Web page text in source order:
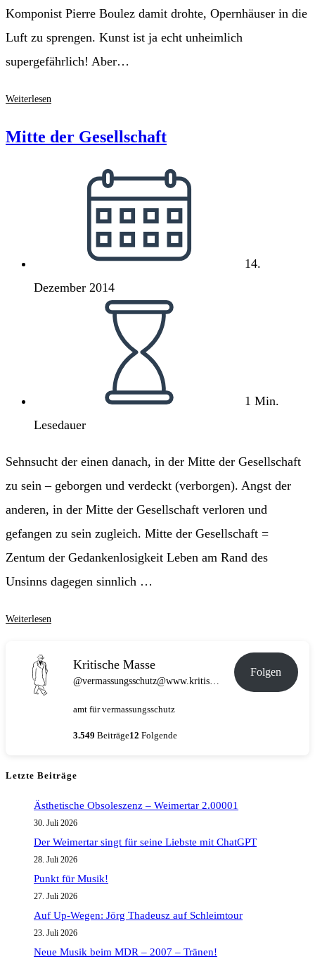
Komponist Pierre Boulez damit drohte, Opernhäuser in die
Luft zu sprengen. Kunst ist ja echt unheimlich
supergefährlich! Aber…
Weiterlesen
die
Mitte der Gesellschaft
veröffentlicht:
14.
Dezember 2014
1 Min.
Lesedauer
Sehnsucht der einen danach, in der Mitte der Gesellschaft
zu sein – geborgen und verdeckt (verborgen). Angst der
anderen, in der Mitte der Gesellschaft verloren und
gefangen zu sein zugleich. Mitte der Gesellschaft =
Zentum der Gedankenlosigkeit Leben am Rand des
Unsinns dagegen sinnlich …
Weiterlesen
Kritische Masse
@vermassungsschutz@www.kritische-masse.de
Folgen
amt für vermassungsschutz
3.549 Beiträge12 Folgende
Letzte Beiträge
Ästhetische Obsoleszenz – Weimertar 2.00001
30. Juli 2026
Der Weimertar singt für seine Liebste mit ChatGPT
28. Juli 2026
Punkt für Musik!
27. Juli 2026
Auf Up-Wegen: Jörg Thadeusz auf Schleimtour
23. Juli 2026
Neue Musik beim MDR – 2007 – Tränen!